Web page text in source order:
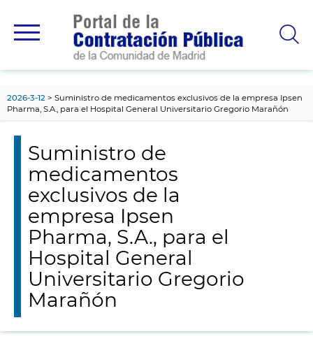
principal
2026-3-12
Suministro de medicamentos exclusivos de la empresa Ipsen
Pharma, S.A., para el Hospital General Universitario Gregorio Marañón
Suministro de
medicamentos
exclusivos de la
empresa Ipsen
Pharma, S.A., para el
Hospital General
Universitario Gregorio
Marañón